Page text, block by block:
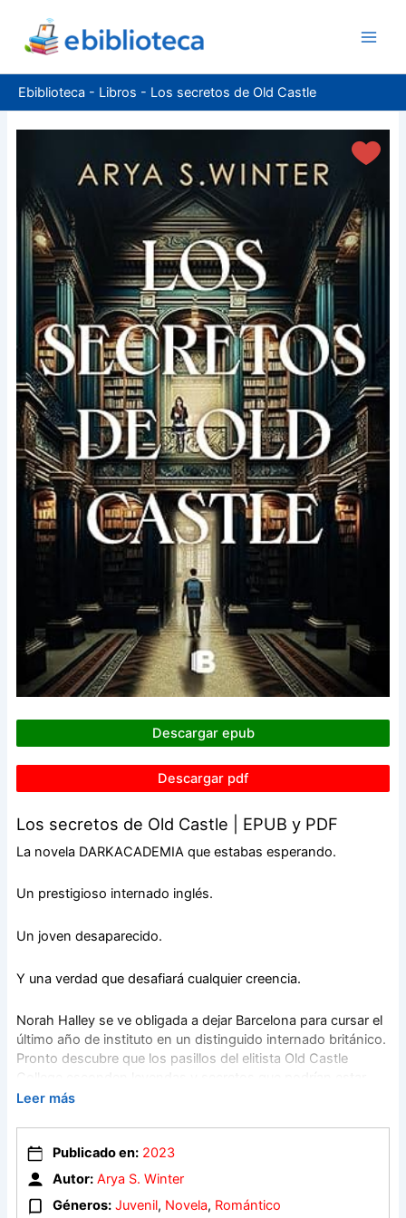
contenido
Ebiblioteca - Libros - Los secretos de Old Castle
Descargar epub
Descargar pdf
Los secretos de Old Castle | EPUB y PDF
La novela DARKACADEMIA que estabas esperando.
Un prestigioso internado inglés.
Un joven desaparecido.
Y una verdad que desafiará cualquier creencia.
Norah Halley se ve obligada a dejar Barcelona para cursar el
último año de instituto en un distinguido internado británico.
Pronto descubre que los pasillos del elitista Old Castle
relacionados con la extraña desaparición de un estudiante.
estrechar lazos con nadie y se acerque a Rhydian, un joven
conflictivo por el que comienza a sentir más de lo que
debería.
Leer más
Publicado en: 2023
Autor: Arya S. Winter
Géneros: Juvenil, Novela, Romántico